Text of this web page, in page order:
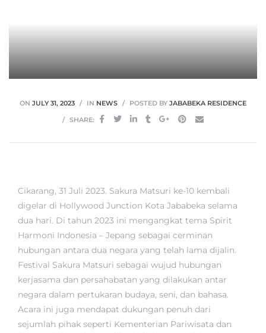
ON JULY 31, 2023 IN NEWS POSTED BY JABABEKA RESIDENCE
SHARE:
Cikarang, 31 Juli 2023. Sakura Matsuri ke-10 kembali
digelar di Hollywood Junction Kota Jababeka selama
dua hari. Di tahun 2023 ini mengangkat tema Spirit
Harmoni Indonesia – Jepang sebagai cerminan
hubungan antara dua negara yang telah lama dijalin.
Festival Sakura Matsuri sebagai wujud hubungan
kerjasama dan persahabatan yang dilakukan antar
negara dalam pertukaran budaya, seni, dan bahasa.
Acara ini juga mendapat dukungan penuh dari
sejumlah pihak seperti Kementerian Pariwisata dan